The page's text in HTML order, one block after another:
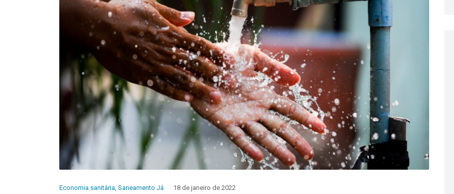
Economia sanitária Saneamento Já 18 de janeiro de 2022